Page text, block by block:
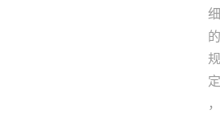
细
的
规
定
，